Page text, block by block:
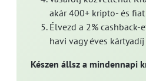
akár 400+ kripto- és
Élvezd a 2% cashback-
havi vagy éves
Készen állsz a mindennapi